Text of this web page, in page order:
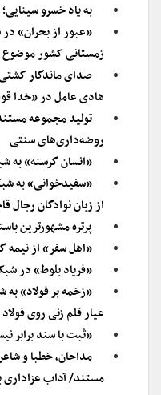
به یاد خسرو
«عبور از بحران»
زمستانی کشور
صدای ماندگار
هادی عامل در «خدا
تولید مجموعه
روضه‌داری‌های سنتی
«انسان گرسنه» به
«سفیدخوانی» به
از زبان نوادگان رجال
پرتره مشهورترین
«اهل سفر» از
«فریاد بلوط» در
«زخمه بر فولاد»
عیار قلم زنی روی فولاد
«ثبت با سند برابر
مداحان، خطبا و
مستند/ آداب